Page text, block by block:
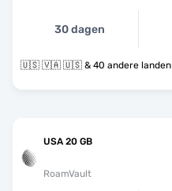
30 dagen
🇺🇸 🇻🇦 🇺🇸 & 40 andere landen
USA 20 GB
RoamVault